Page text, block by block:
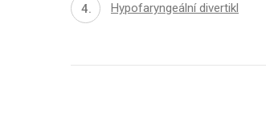
Hypofaryngeální divertikl